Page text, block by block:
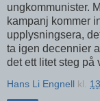
ungkommunister.
kampanj kommer
upplysningsera,
ta igen decennier
det ett litet steg på
Hans Li Engnell kl.